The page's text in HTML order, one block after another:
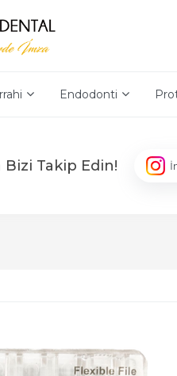
Endodonti
Bizi Takip Edin!